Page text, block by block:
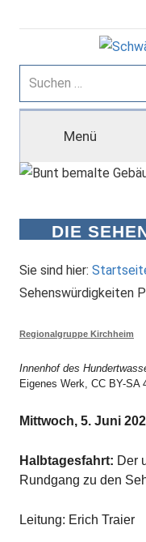
Inhalt
Suchen
nach:
Menü
DIE
Sie sind hier:
Sehenswürdigkeiten
Regionalgruppe Kirchheim
Innenhof des
Eigenes Werk, CC BY-SA
Mittwoch, 5. Juni
Halbtagesfahrt: Der
Rundgang zu den
Leitung: Erich Traier